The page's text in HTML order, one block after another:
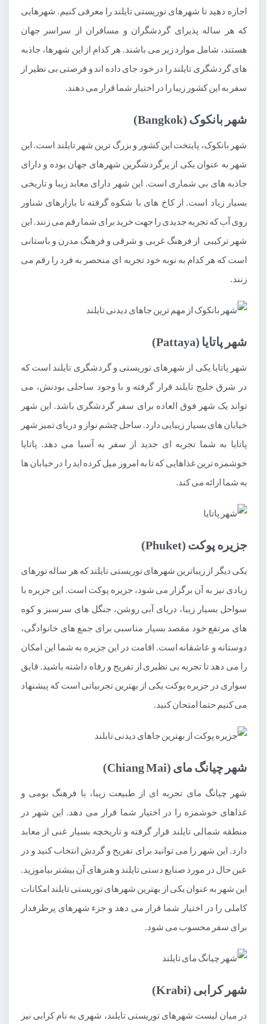
اجازه دهید تا شهرهای توریستی تایلند را معرفی کنیم. شهرهایی
که هر ساله پذیرای گردشگران و مسافران از سراسر جهان
هستند، شامل موارد زیر می باشند. هر کدام از این شهرها، جاذبه
های گردشگری تایلند را در خود جای داده اند و فرصتی بی نظیر از
سفر به این کشور زیبا را در اختیار شما قرار می دهند.
شهر بانکوک (Bangkok)
شهر بانکوک، پایتخت این کشور و بزرگ ترین شهر تایلند است. این
شهر به عنوان یکی از پرگردشگرین شهرهای جهان بوده و دارای
جاذبه های بی شماری است. این شهر دارای معابد زیبا و تاریخی
بسیار زیاد است. از کاخ های با شکوه گرفته تا بازارهای شناور
روی آب که تجربه جدیدی را جهت خرید برای شما رقم می زنند. این
شهر ترکیبی از فرهنگ غربی و شرقی و فرهنگ مدرن و باستانی
است که هر کدام به نوبه خود تجربه ای منحصر به فرد را رقم می
زنند.
شهر پاتایا (Pattaya)
شهر پاتایا یکی از شهرهای توریستی و گردشگری تایلند است که
در شرق خلیج تایلند قرار گرفته و با وجود ساحلی بودنش، می
تواند یک شهر فوق العاده برای سفر گردشگری باشد. این شهر
خیابان های بسیار زیبایی دارد. ساحل چشم نواز و دریای تمیز شهر
پاتایا به شما تجربه ای جدید از سفر به آسیا می دهد. پاتایا
خوشمزه ترین غذاهایی که تا به امروز میل کرده اید را در خیابان ها
به شما ارائه می کند.
جزیره پوکت (Phuket)
یکی دیگر از زیباترین شهرهای توریستی تایلند که هر ساله تورهای
زیادی نیز به آن برگزار می شود، جزیره پوکت است. این جزیره با
سواحل بسیار زیبا، دریای آبی روشن، جنگل های سرسبز و کوه
های مرتفع خود مقصد بسیار مناسبی برای جمع های خانوادگی،
دوستانه و عاشقانه است. اقامت در این جزیره به شما این امکان
را می دهد تا تجربه بی نظیری از تفریح و رفاه داشته باشید. قایق
سواری در جزیره پوکت یکی از بهترین تجربیاتی است که پیشنهاد
می کنیم حتما امتحان کنید.
شهر چیانگ مای (Chiang Mai)
شهر چیانگ مای تجربه ای از طبیعت زیبا، با فرهنگ بومی و
غذاهای خوشمزه را در اختیار شما قرار می دهد. این شهر در
منطقه شمالی تایلند قرار گرفته و تاریخچه بسیار غنی از معابد
دارد. این شهر را می توانید برای تفریح و گردش انتخاب کنید و در
عین حال در مورد صنایع دستی تایلند و هنرهای آن بیشتر بیاموزید.
این شهر به عنوان یکی از بهترین شهرهای توریستی تایلند امکانات
کاملی را در اختیار شما قرار می دهد و جزء شهرهای پرطرفدار
برای سفر محسوب می شود.
شهر کرابی (Krabi)
در میان لیست شهرهای توریستی تایلند، شهری به نام کرابی نیز